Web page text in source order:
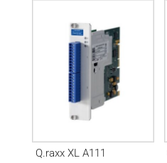
Q.raxx XL A111